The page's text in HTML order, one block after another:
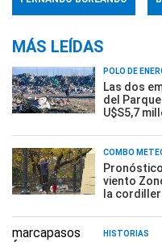
MÁS LEÍDAS
POLO DE
Las dos
del
U$S5,7
COMBO
viento
la
HISTORIAS